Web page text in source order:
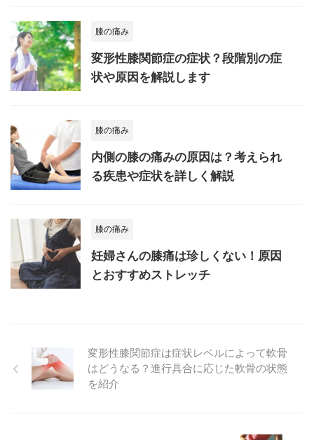
膝の痛み
変形性膝関節症の症状？段階別の症
状や原因を解説します
膝の痛み
内側の膝の痛みの原因は？考えられ
る疾患や症状を詳しく解説
膝の痛み
妊婦さんの膝痛は珍しくない！原因
とおすすめストレッチ
変形性膝関節症は症状レベルによって軟骨
はどうなる？進行具合に応じた軟骨の状態
を紹介